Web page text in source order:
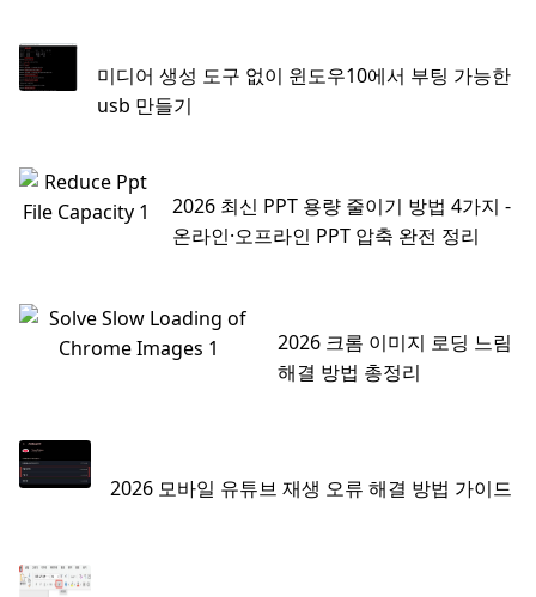
미디어 생성 도구 없이 윈도우10에서 부팅 가능한
usb 만들기
2026 최신 PPT 용량 줄이기 방법 4가지 -
온라인·오프라인 PPT 압축 완전 정리
2026 크롬 이미지 로딩 느림
해결 방법 총정리
2026 모바일 유튜브 재생 오류 해결 방법 가이드